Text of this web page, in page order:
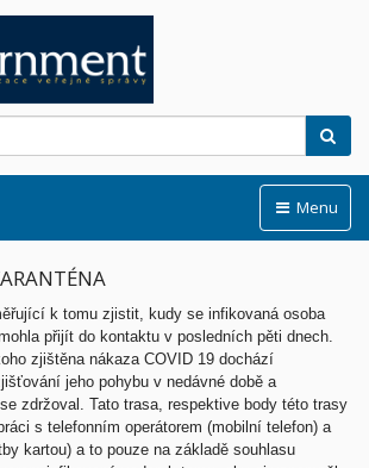
Menu
k tomu zjistit, kudy se infikovaná osoba
přijít do kontaktu v posledních pěti dnech.
zjištěna nákaza COVID 19 dochází
jeho pohybu v nedávné době a
zdržoval. Tato trasa, respektive body této trasy
s telefonním operátorem (mobilní telefon) a
kartou) a to pouze na základě souhlasu